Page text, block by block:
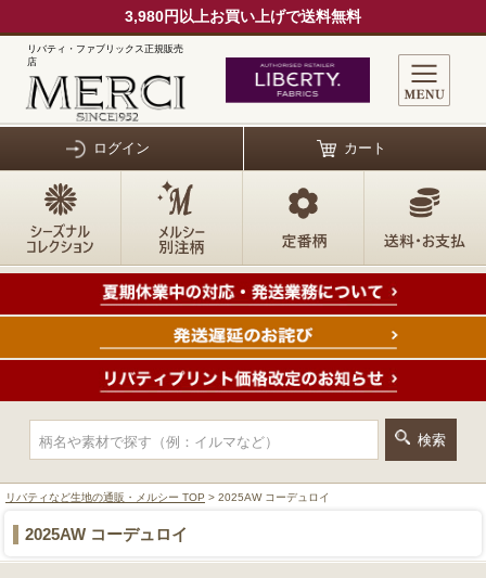
3,980円以上お買い上げで送料無料
リバティ・ファブリックス正規販売
店
ログイン カート
リバティなど生地の通販・メルシー TOP > 2025AW コーデュロイ
2025AW コーデュロイ